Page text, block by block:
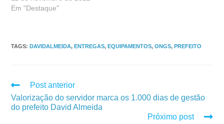
Em "Destaque"
TAGS:DAVIDALMEIDA, ENTREGAS, EQUIPAMENTOS, ONGS, PREFEITO
Post anterior
Valorização do servidor marca os 1.000 dias de gestão
do prefeito David Almeida
Próximo post